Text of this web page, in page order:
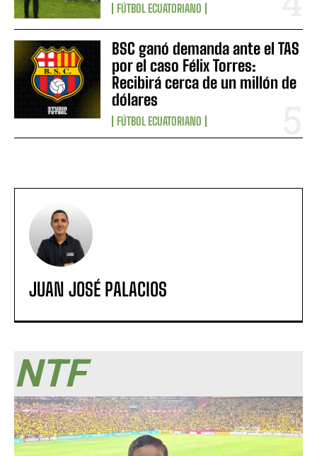
FÚTBOL ECUATORIANO
BSC ganó demanda ante el TAS
por el caso Félix Torres:
Recibirá cerca de un millón de
dólares
FÚTBOL ECUATORIANO
JUAN JOSÉ PALACIOS
NTF